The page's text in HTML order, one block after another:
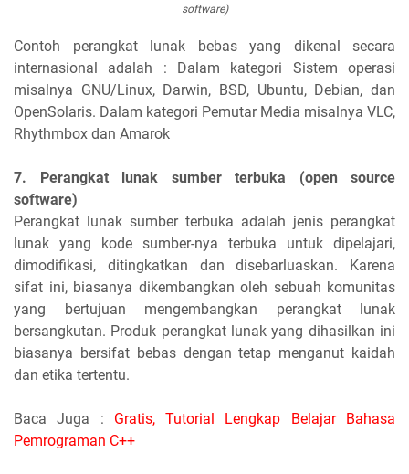
software)
Contoh perangkat lunak bebas yang dikenal secara
internasional adalah : Dalam kategori Sistem operasi
misalnya GNU/Linux, Darwin, BSD, Ubuntu, Debian, dan
OpenSolaris. Dalam kategori Pemutar Media misalnya VLC,
Rhythmbox dan Amarok
7. Perangkat lunak sumber terbuka (open source
software)
Perangkat lunak sumber terbuka adalah jenis perangkat
lunak yang kode sumber-nya terbuka untuk dipelajari,
dimodifikasi, ditingkatkan dan disebarluaskan. Karena
sifat ini, biasanya dikembangkan oleh sebuah komunitas
yang bertujuan mengembangkan perangkat lunak
bersangkutan. Produk perangkat lunak yang dihasilkan ini
biasanya bersifat bebas dengan tetap menganut kaidah
dan etika tertentu.
Baca Juga : Gratis, Tutorial Lengkap Belajar Bahasa
Pemrograman C++